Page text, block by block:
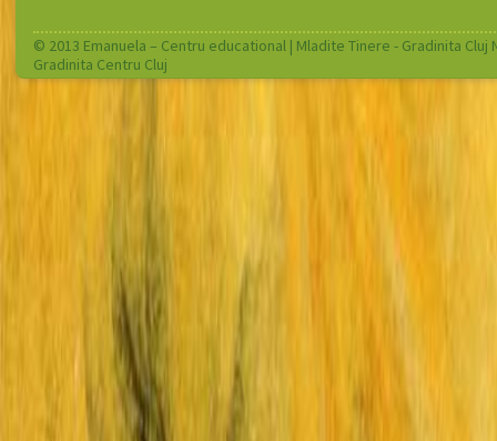
© 2013 Emanuela – Centru educational | Mladite Tinere - Gradinita Cluj
Gradinita Centru Cluj